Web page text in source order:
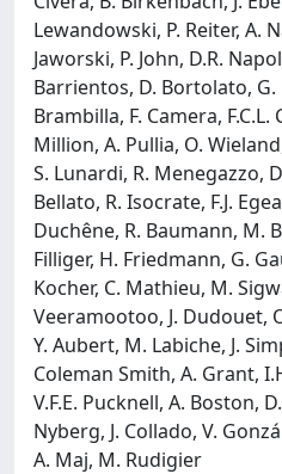
Lewandowski, P. Reiter, A.
Jaworski, P. John, D.R.
Barrientos, D. Bortolato, G.
Brambilla, F. Camera, F.C.L.
Million, A. Pullia, O.
S. Lunardi, R. Menegazzo,
Bellato, R. Isocrate, F.J.
Duchêne, R. Baumann, M.
Filliger, H. Friedmann, G.
Kocher, C. Mathieu, M.
Veeramootoo, J. Dudouet,
Y. Aubert, M. Labiche, J.
Coleman Smith, A. Grant,
V.F.E. Pucknell, A. Boston,
Nyberg, J. Collado, V.
A. Maj, M. Rudigier